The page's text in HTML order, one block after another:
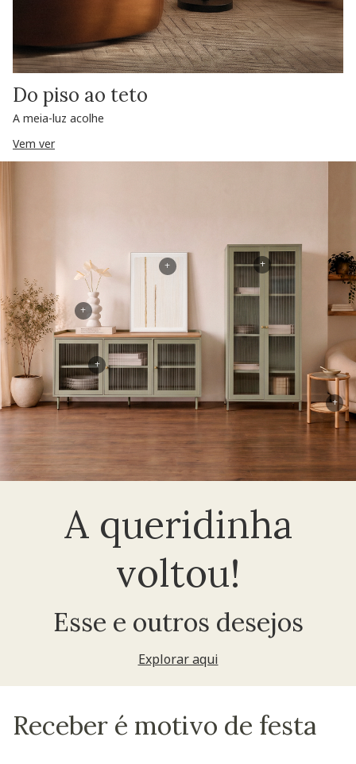
Do piso ao teto
A meia-luz acolhe
Vem ver
A queridinha
voltou!
Esse e outros desejos
Explorar aqui
+
+
+
+
+
Receber é motivo de festa